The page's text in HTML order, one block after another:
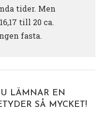
tider. Men
till 20 ca.
fasta.
LÄMNAR EN
SÅ MYCKET!